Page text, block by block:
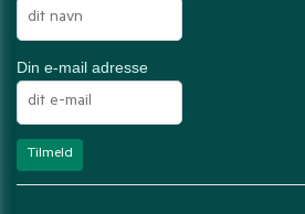
Din e-mail adresse